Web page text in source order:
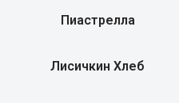
Пиастрелла
Лисичкин Хлеб